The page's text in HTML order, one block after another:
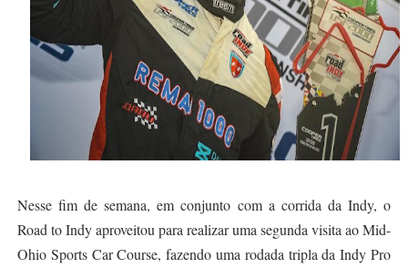
Nesse fim de semana, em conjunto com a corrida da Indy, o
Road to Indy aproveitou para realizar uma segunda visita ao Mid-
Ohio Sports Car Course, fazendo uma rodada tripla da Indy Pro